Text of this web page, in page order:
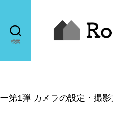
検索
ー第1弾 カメラの設定・撮